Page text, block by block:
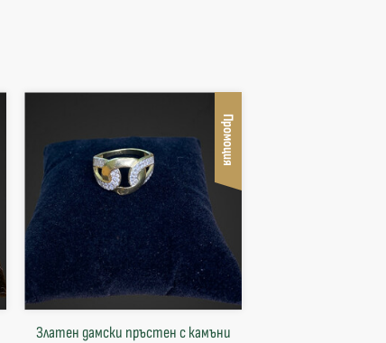
Промоция
Златен дамски пръстен с камъни